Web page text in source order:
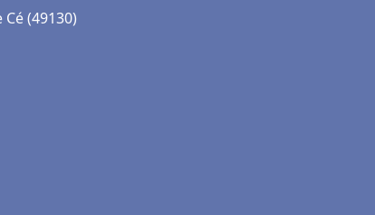
(49130)